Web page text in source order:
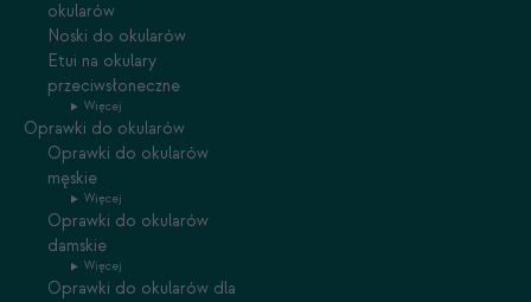
okularów
Noski do okularów
Etui na okulary
przeciwsłoneczne
Więcej
Oprawki do okularów
Oprawki do okularów
męskie
Więcej
Oprawki do okularów
damskie
Więcej
Oprawki do okularów dla